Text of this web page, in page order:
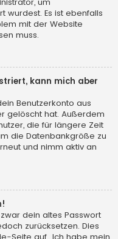
um
wurdest. Es ist ebenfalls
mit der Website
muss.
kann mich aber
Benutzerkonto aus
gelöscht hat. Außerdem
die für längere Zeit
die Datenbankgröße zu
und nimm aktiv an
dein altes Passwort
zurücksetzen. Dies